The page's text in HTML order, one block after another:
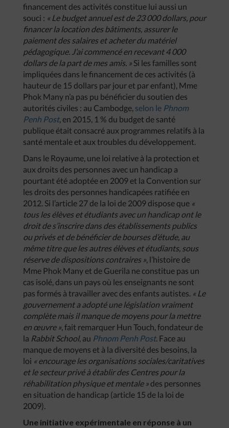
financement des activités constitue lui aussi un
souci : « Le budget annuel est de 23 000 dollars, pour
financer la location des bâtiments, assurer le
paiement des salaires et acheter du matériel
pédagogique. J’ai commencé en recevant 4 000
dollars de la part de mes amis. » Si les familles sont
impliquées dans le financement de ces activités (à
hauteur de 15 dollars par jour et par enfant), Mme
Phok Many n’a pas pu bénéficier du soutien des
autorités civiles : au Cambodge, selon le Phnom
Penh Post, en 2015, 1 % du budget de santé
publique était consacré aux programmes relatifs à la
santé mentale et aux troubles du développement.
Dans le Royaume, une loi relative à la protection et
aux droits des personnes avec un handicap a
pourtant été adoptée en 2009 et la Convention sur
les droits des personnes handicapées ratifiée en
2012. Si l’article 27 de la loi de 2009 dispose que «
tous les élèves et étudiants avec un handicap ont le
droit de s’inscrire dans des établissements publics
ou privés et de bénéficier de bourses d’étude, au
même titre que les autres élèves et étudiants, sous
réserve de dispositions contraires », l’histoire de
Mme Phok Many et de Guerila ne constitue pas un
cas isolé, dans un pays où les enseignants ne sont
pas formés à travailler avec des enfants autistes. « Le
gouvernement a adopté une législation vraiment
complète mais il manque de moyens pour la mettre
en œuvre », fait remarquer Hun Touch, fondateur de
la Rabbit School, au Phnom Penh Post. Face au
manque de moyens et à la diversité des besoins, la
loi « encourage les organisations sociales/caritatives
et le secteur privé à établir des Centres pour la
réhabilitation physique et mentale » des personnes
en situation de handicap (article 15 de la loi de
2009).
Une initiative expérimentale en réponse à un